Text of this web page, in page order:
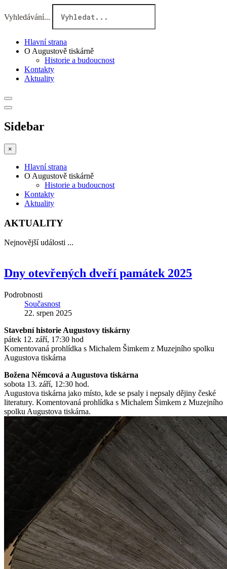
Vyhledávání...
Hlavní strana
O Augustově tiskárně
Historie a budoucnost
Kontakty
Aktuality
Sidebar
×
Hlavní strana
O Augustově tiskárně
Historie a budoucnost
Kontakty
Aktuality
AKTUALITY
Nejnovější události ...
Dny otevřených dveří památek 2025
Podrobnosti
Současnost
22. srpen 2025
Stavební historie Augustovy tiskárny
pátek 12. září, 17:30 hod
Komentovaná prohlídka s Michalem Šimkem z Muzejního spolku
Augustova tiskárna
Božena Němcová a Augustova tiskárna
sobota 13. září, 12:30 hod.
Augustova tiskárna jako místo, kde se psaly i nepsaly dějiny české
literatury. Komentovaná prohlídka s Michalem Šimkem z Muzejního
spolku Augustova tiskárna.